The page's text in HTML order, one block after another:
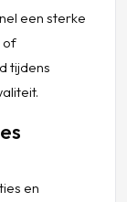
een sterke
of
tijdens
en